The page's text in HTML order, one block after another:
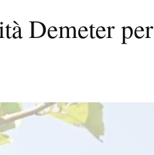
Demeter per